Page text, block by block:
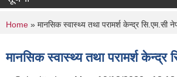
You are here
Home » मानसिक स्वास्थ्य तथा परामर्श केन्द्र सि.एम.सी
मानसिक स्वास्थ्य तथा परामर्श